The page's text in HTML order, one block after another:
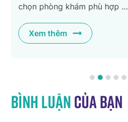
chọn phòng khám phù hợp …
Xem thêm
Bình luậncủa bạn